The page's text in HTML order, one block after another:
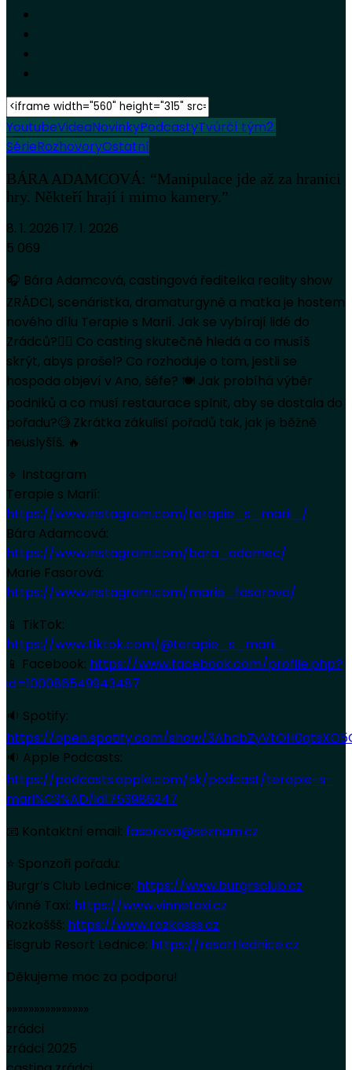
YoutubeVideaNovinkyPodcastyTvůrčí tým2.
SérieRozhovoryOstatní
BÁRA ADAMCOVÁ: “Manipulace jde až za hranici
hry. Někteří hrají i mimo kamery.”
8. 1. 2026 17. 1. 2026
5 069
🎧 Bára Adamcová, castingová ředitelka reality show
ZRÁDCI, scenáristka, dramaturgyně a matka je hostem
nového dílu Terapie s Marií. Jak se vybírají lidé do
Zrádců?🕵️‍♂️ Co casting skutečně hledá a co musíš
skrýt, abys prošel? Co rozhoduje o tom, jestli se
hospoda objeví v Ano, šéfe? 🍽️ Jak probíhá výběr
podniků a co musí restaurace splnit, aby se dostala do
pořadu?🧐 Zkrátka zákulisí pořadů tak, jak je běžně
neuslyšíš. 🔥
🔹 Instagram
Terapie s Marií:
https://www.instagram.com/terapie_s_marii_/
Bára Adamcová:
https://www.instagram.com/bara_adamec/
Marie Fasorová:
https://www.instagram.com/marie_fasorova/
📱 TikTok:
https://www.tiktok.com/@terapie_s_marii_
📱 Facebook: https://www.facebook.com/profile.php?
id=100086549943487
🔉 Spotify:
https://open.spotify.com/show/
🔉 Apple Podcasts:
https://podcasts.apple.com/sk/podcast/terapie-s-
mari%C3%AD/id1753986247
📧 Kontaktní email: fasorova@seznam.cz
⭐ Sponzoři pořadu:
Burgr’s Club Lednice: https://www.burgrsclub.cz
Vinné Taxi: https://www.vinnetaxi.cz
Rozkoššš: https://www.rozkosss.cz
Eisgrub Resort Lednice: https://resortlednice.cz
Děkujeme moc za podporu!
»»»»»»»»»»»»»»»
zrádci
zrádci 2025